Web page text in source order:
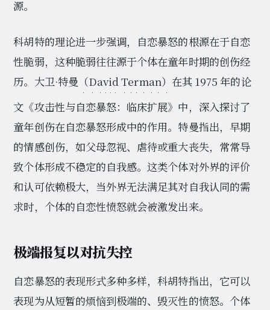
源。
科胡特的理论进一步强调，自恋暴怒的根源在于自恋
性脆弱，这种脆弱往往源于个体在童年时期的创伤经
历。大卫·特曼 （David Terman） 在其 1975 年的论
文《攻击性与自恋暴怒：临床扩展》中，深入探讨了
童年创伤在自恋暴怒形成中的作用。特曼指出，早期
的情感创伤，如父母忽视、虐待或重大丧失，常常导
致个体形成不稳定的自我感。这类个体对外界的评价
和认可依赖极大，当外界无法满足其对自我认同的需
求时，个体的自恋性愤怒就会被激发出来。
极端报复以对抗失控
自恋暴怒的表现形式多种多样，科胡特指出，它可以
表现为从短暂的烦恼到极端的、毁灭性的愤怒。个体